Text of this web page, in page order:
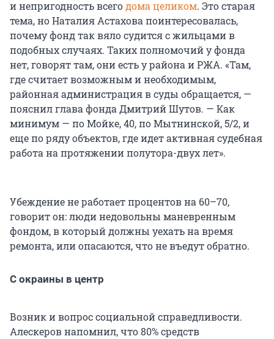
и непригодность всегодома целиком. Это старая
тема, но Наталия Астахова поинтересовалась,
почему фонд так вяло судится с жильцами в
подобных случаях. Таких полномочий у фонда
нет, говорят там, они есть у района и РЖА. «Там,
где считает возможным и необходимым,
районная администрация в суды обращается, —
пояснил глава фонда Дмитрий Шутов. — Как
минимум — по Мойке, 40, по Мытнинской, 5/2, и
еще по ряду объектов, где идет активная судебная
работа на протяжении полутора-двух лет».
Убеждение не работает процентов на 60–70,
говорит он: люди недовольны маневренным
фондом, в который должны уехать на время
ремонта, или опасаются, что не въедут обратно.
C окраины в центр
Возник и вопрос социальной справедливости.
Алескеров напомнил, что 80% средств